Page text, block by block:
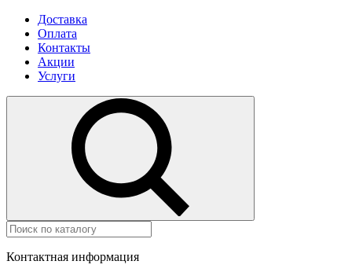
Доставка
Оплата
Контакты
Акции
Услуги
Контактная информация